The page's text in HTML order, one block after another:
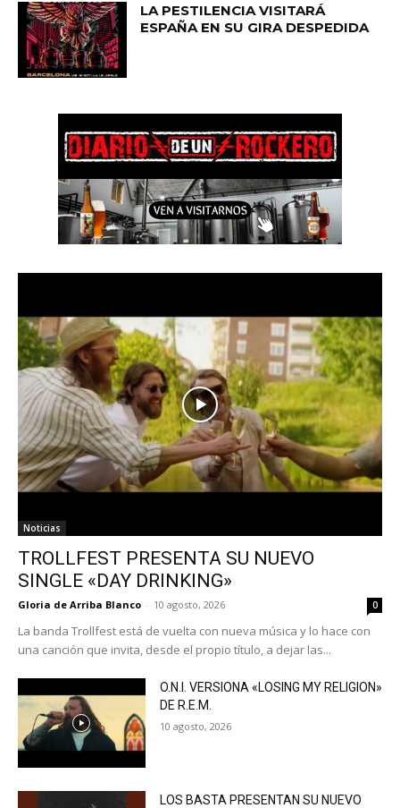
LA PESTILENCIA VISITARÁ
ESPAÑA EN SU GIRA DESPEDIDA
Noticias
TROLLFEST PRESENTA SU NUEVO
SINGLE «DAY DRINKING»
Gloria de Arriba Blanco - 10 agosto, 2026 0
La banda Trollfest está de vuelta con nueva música y lo hace con
una canción que invita, desde el propio título, a dejar las...
O.N.I. VERSIONA «LOSING MY RELIGION»
DE R.E.M.
10 agosto, 2026
LOS BASTA PRESENTAN SU NUEVO